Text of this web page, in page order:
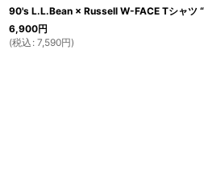
90's L.L.Bean × Russell W-FACE Tシャツ
6,900円
(税込 : 7,590円)